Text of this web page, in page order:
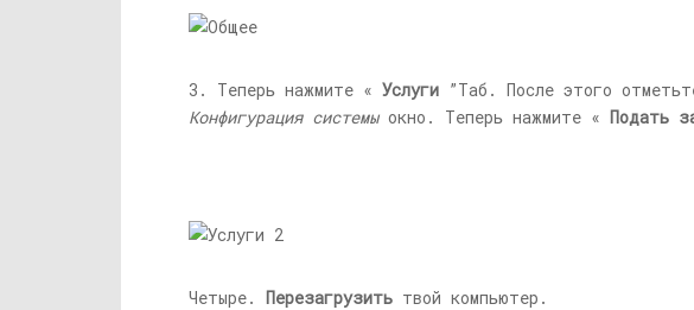
3. Теперь нажмите « Услуги ”Таб. После этого
Конфигурация системыокно. Теперь нажмите « Подать
Четыре. Перезагрузить твой компьютер.